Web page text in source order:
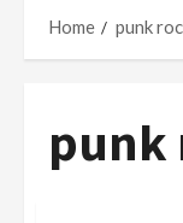
Home punk
punk